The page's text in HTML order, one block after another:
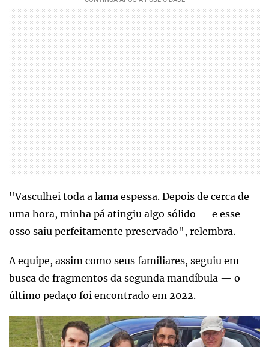
"Vasculhei toda a lama espessa. Depois de cerca de
uma hora, minha pá atingiu algo sólido — e esse
osso saiu perfeitamente preservado", relembra.
A equipe, assim como seus familiares, seguiu em
busca de fragmentos da segunda mandíbula — o
último pedaço foi encontrado em 2022.